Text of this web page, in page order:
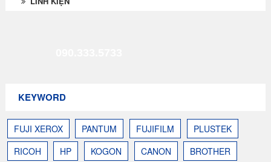
KEYWORD
FUJI XEROX PANTUM FUJIFILM
PLUSTEK
RICOH
HP KOGON CANON
BROTHER